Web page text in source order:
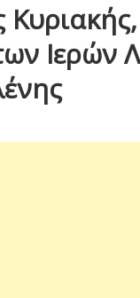
Ιερών